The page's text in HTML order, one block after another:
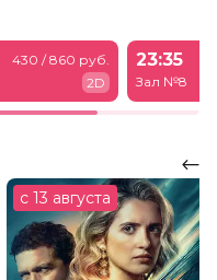
430 / 860 руб.
2D
23:35
Зал №8
с 13 августа